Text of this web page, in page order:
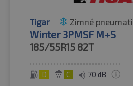
Tigar Zimné
Winter 3PMSF M+S
185/55R15 82T
D C 70 dB